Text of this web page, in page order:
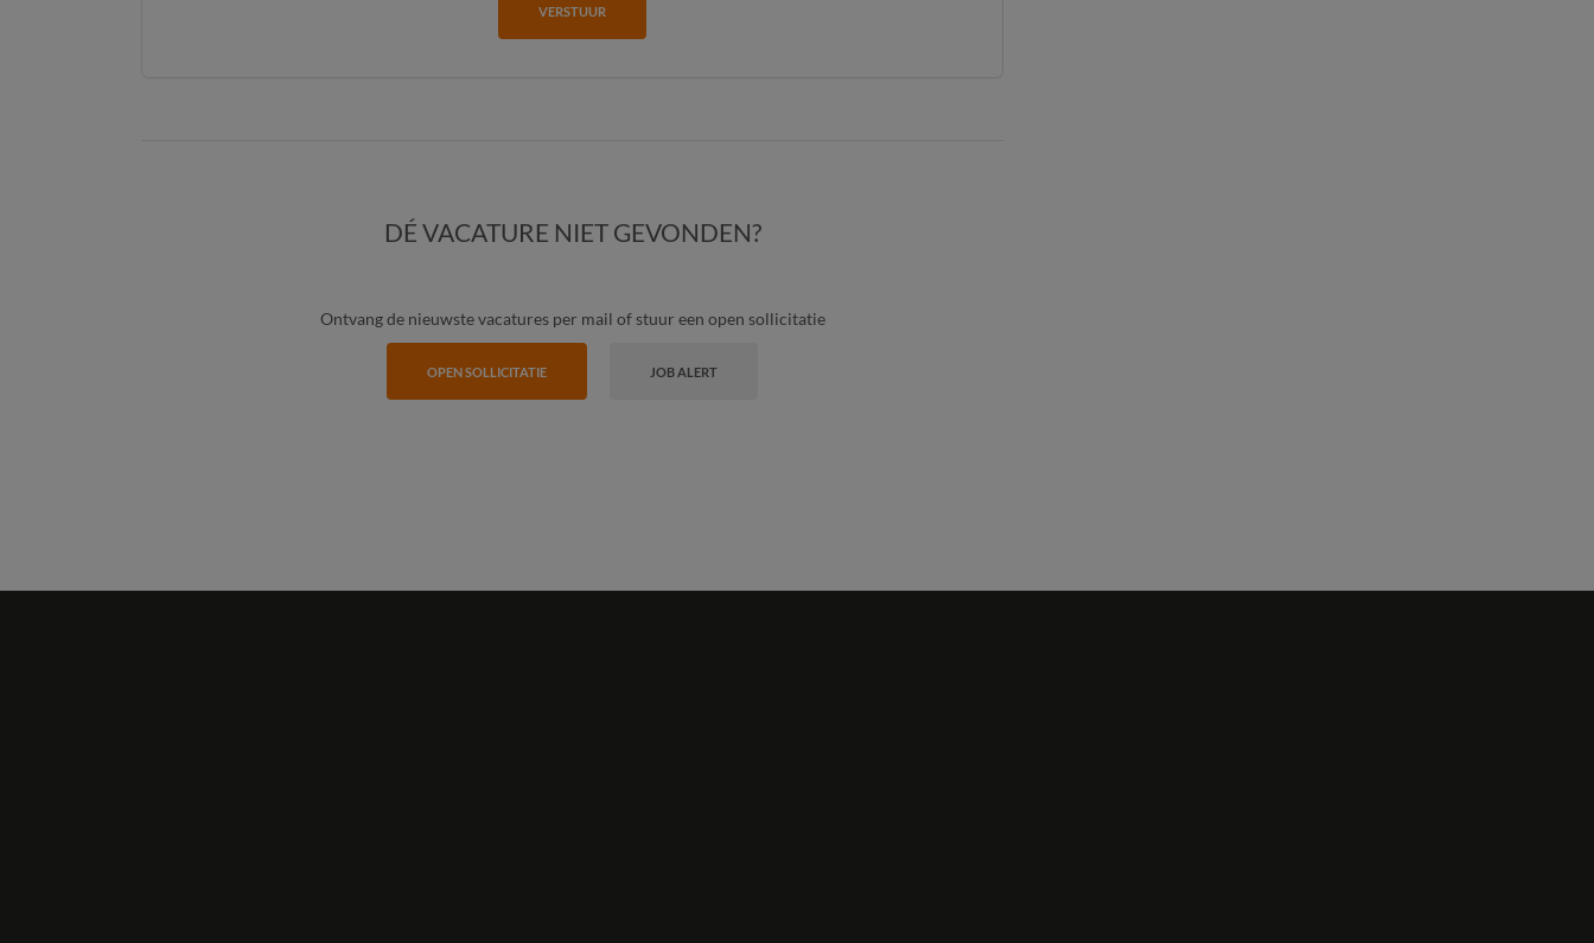
VERSTUUR
DÉ VACATURE NIET GEVONDEN?
Ontvang de nieuwste vacatures per mail of stuur een open sollicitatie
OPEN SOLLICITATIE JOB ALERT